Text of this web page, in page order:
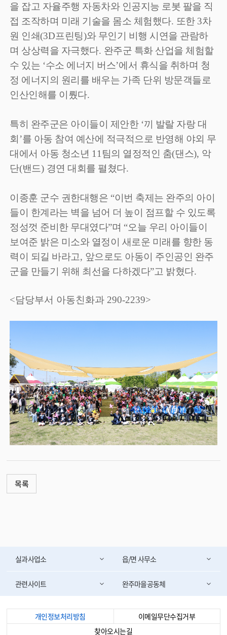
을 잡고 자율주행 자동차와 인공지능 로봇 팔을 직
접 조작하며 미래 기술을 몸소 체험했다. 또한 3차
원 인쇄(3D프린팅)와 무인기 비행 시연을 관람하
며 상상력을 자극했다. 완주군 특화 산업을 체험할
수 있는 ‘수소 에너지 버스’에서 휴식을 취하며 청
정 에너지의 원리를 배우는 가족 단위 방문객들로
인산인해를 이뤘다.
특히 완주군은 아이들이 제안한 ‘끼 발랄 자랑 대
회’를 아동 참여 예산에 적극적으로 반영해 야외 무
대에서 아동 청소년 11 팀의 열정적인 춤(댄스), 악
단(밴드) 경연 대회를 펼쳤다.
이종훈 군수 권한대행은 “이번 축제는 완주의 아이
들이 한계라는 벽을 넘어 더 높이 점프할 수 있도록
정성껏 준비한 무대였다”며 “오늘 우리 아이들이
보여준 밝은 미소와 열정이 새로운 미래를 향한 동
력이 되길 바라고, 앞으로도 아동이 주인공인 완주
군을 만들기 위해 최선을 다하겠다”고 밝혔다.
<담당부서 아동친화과 290-2239>
목록
실과사업소 읍/면 사무소
관련사이트 완주마을공동체
개인정보처리방침
이메일무단수집거부
찾아오시는길